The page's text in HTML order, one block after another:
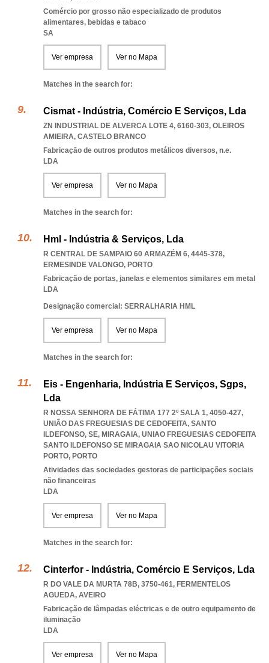
Comércio por grosso não especializado de produtos
alimentares, bebidas e tabaco
SA
Ver empresa Ver no Mapa
Matches in the search for:
Cismat - Indústria, Comércio E Serviços, Lda
ZN INDUSTRIAL DE ALVERCA LOTE 4, 6160-303, OLEIROS
AMIEIRA, CASTELO BRANCO
Fabricação de outros produtos metálicos diversos, n.e.
LDA
Ver empresa Ver no Mapa
Matches in the search for:
Hml - Indústria & Serviços, Lda
R CENTRAL DE SAMPAIO 60 ARMAZÉM 6, 4445-378,
ERMESINDE VALONGO, PORTO
Fabricação de portas, janelas e elementos similares em metal
LDA
Designação comercial: SERRALHARIA HML
Ver empresa Ver no Mapa
Matches in the search for:
Eis - Engenharia, Indústria E Serviços, Sgps,
Lda
R NOSSA SENHORA DE FÁTIMA 177 2º SALA 1, 4050-427,
UNIÃO DAS FREGUESIAS DE CEDOFEITA, SANTO
ILDEFONSO, SE, MIRAGAIA, UNIAO FREGUESIAS CEDOFEITA
SANTO ILDEFONSO SE MIRAGAIA SAO NICOLAU VITORIA
PORTO, PORTO
Atividades das sociedades gestoras de participações sociais
não financeiras
LDA
Ver empresa Ver no Mapa
Matches in the search for:
Cinterfor - Indústria, Comércio E Serviços, Lda
R DO VALE DA MURTA 78B, 3750-461, FERMENTELOS
AGUEDA, AVEIRO
Fabricação de lâmpadas eléctricas e de outro equipamento de
iluminação
LDA
Ver empresa Ver no Mapa